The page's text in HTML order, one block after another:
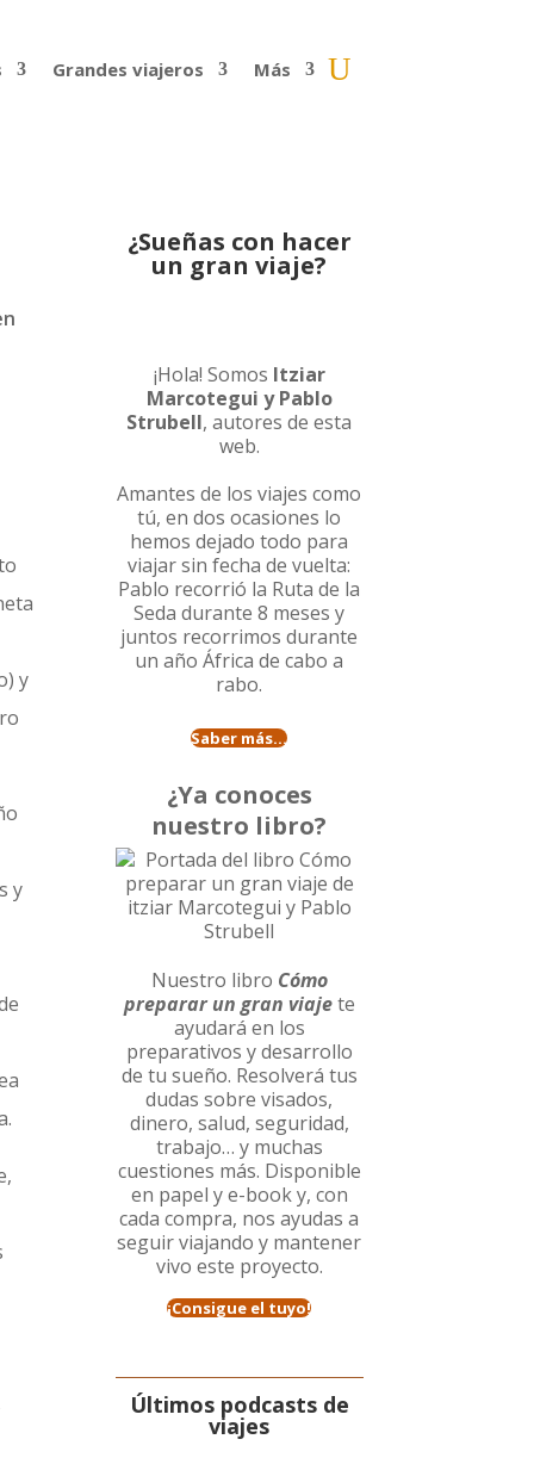
Grandes viajeros Más
y
y
¿Sueñas con hacer
un gran viaje?
¡Hola! Somos Itziar
Marcotegui y Pablo
Strubell, autores de esta
web.
Amantes de los viajes como
tú, en dos ocasiones lo
hemos dejado todo para
viajar sin fecha de vuelta:
Pablo recorrió la Ruta de la
Seda durante 8 meses y
juntos recorrimos durante
un añoÁfrica de cabo a
rabo.
Saber más...
¿Ya conoces
nuestro libro?
Nuestro libro Cómo
preparar un gran viajete
ayudará en los
preparativos y desarrollo
de tu sueño. Resolverá tus
dudas sobre visados,
dinero, salud, seguridad,
trabajo… y muchas
cuestiones más. Disponible
en papel y e-book y, con
cada compra, nos ayudas a
seguir viajando y mantener
vivo este proyecto.
¡Consigue el tuyo!
Últimos podcasts de
viajes